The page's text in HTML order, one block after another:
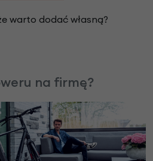
warto dodać własną?
na firmę?